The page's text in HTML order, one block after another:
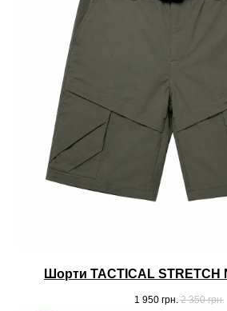
Шорти TACTICAL STRETCH
1 950 грн. 2 350 грн.